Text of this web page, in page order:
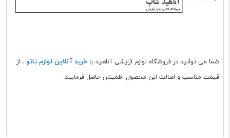
شما می توانید در فروشگاه لوازم آرایشی آناهید با خرید آنلاین لوازم تاتو ، از
قیمت مناسب و اصالت این محصول اطمینان حاصل فرمایید.